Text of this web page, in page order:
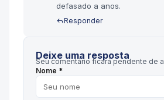
defasado a anos.
Responder
Deixe uma resposta
Seu comentário ficará pendente de
Nome *